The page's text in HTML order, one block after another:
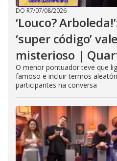
DO R7/07/08/2026
‘Louco?
‘super código’
misterioso |
O menor pontuador teve que
famoso e incluir termos
participantes na conversa